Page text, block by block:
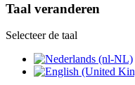
Taal veranderen
Selecteer de taal